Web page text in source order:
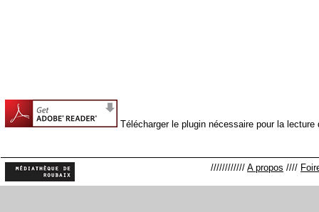
Télécharger le plugin nécessaire pour la lecture
//////////// A propos ////